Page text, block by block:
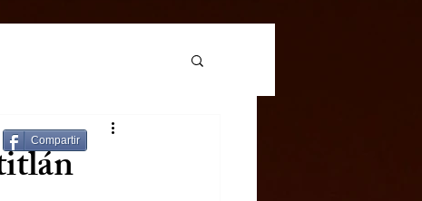
Compartir